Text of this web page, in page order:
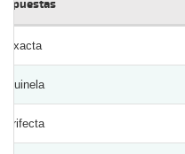
Apuestas
Exacta
Quinela
Trifecta